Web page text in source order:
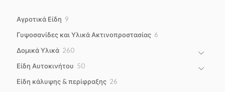
Αγροτικά Είδη 9
Γυψοσανίδες και Υλικά Ακτινοπροστασίας 6
Δομικά Υλικά 260260
Είδη Αυτοκινήτου 5050
Είδη κάλυψης & περίφραξης 26